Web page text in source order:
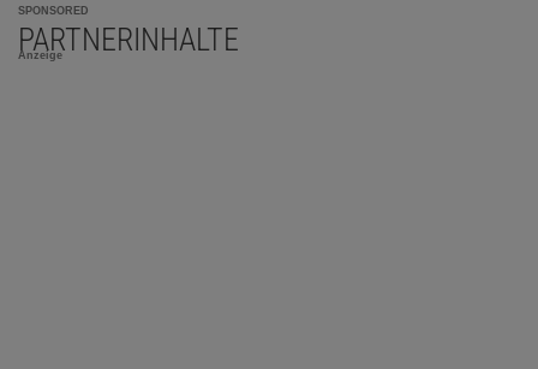
SPONSORED
PARTNERINHALTE
Anzeige